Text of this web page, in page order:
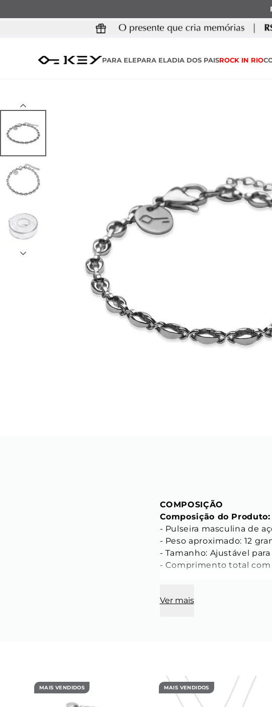
PARA ELEPARA ELADIA DOS PAISROCK IN RIO
COMPOSIÇÃO
Composição do Produto:
- Pulseira masculina de
- Peso aproximado: 12
- Tamanho: Ajustável
- Comprimento total com
Características da
- Modelo: Grãos de Café (
- Fecho: Lagosta de aço
- Corrente extensora de
Ver mais
MAIS VENDIDOS MAIS VENDIDOS